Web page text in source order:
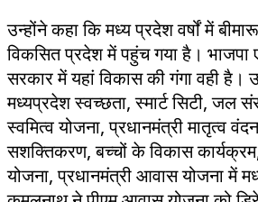
उन्होंने कहा कि मध्य प्रदेश वर्षों में
विकसित प्रदेश में पहुंच गया है।
सरकार में यहां विकास की गंगा वही है।
मध्यप्रदेश स्वच्छता, स्मार्ट सिटी, जल
स्वमित्व योजना, प्रधानमंत्री मातृत्व
सशक्तिकरण, बच्चों के विकास
योजना, प्रधानमंत्री आवास योजना में